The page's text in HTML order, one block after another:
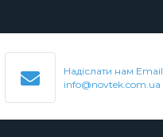
Надіслати нам Email
info@novtek.com.ua